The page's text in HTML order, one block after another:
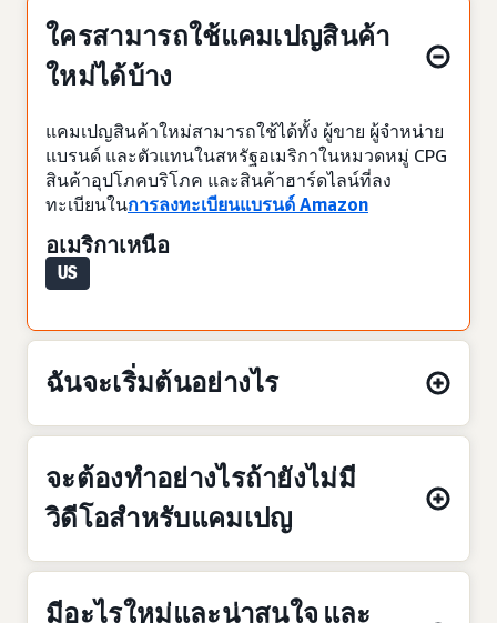
ใครสามารถใช้แคมเปญสินค้า
ใหม่ได้บ้าง
แคมเปญสินค้าใหม่สามารถใช้ได้ทั้ง ผู้ขาย ผู้จำหน่าย
แบรนด์ และตัวแทนในสหรัฐอเมริกาในหมวดหมู่ CPG
สินค้าอุปโภคบริโภค และสินค้าฮาร์ดไลน์ที่ลง
ทะเบียนในการลงทะเบียนแบรนด์ Amazon
อเมริกาเหนือ
US
ฉันจะเริ่มต้นอย่างไร
จะต้องทำอย่างไรถ้ายังไม่มี
วิดีโอสำหรับแคมเปญ
มีอะไรใหม่และน่าสนใจ และ